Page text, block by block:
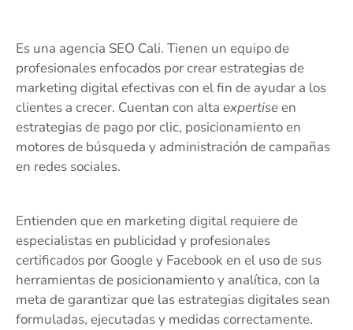
Es una agencia SEO Cali. Tienen un equipo de
profesionales enfocados por crear estrategias de
marketing digital efectivas con el fin de ayudar a los
clientes a crecer. Cuentan con alta expertiseen
estrategias de pago por clic, posicionamiento en
motores de búsqueda y administración de campañas
en redes sociales.
Entienden que en marketing digital requiere de
especialistas en publicidad y profesionales
certificados por Google y Facebook en el uso de sus
herramientas de posicionamiento y analítica, con la
meta de garantizar que las estrategias digitales sean
formuladas, ejecutadas y medidas correctamente.